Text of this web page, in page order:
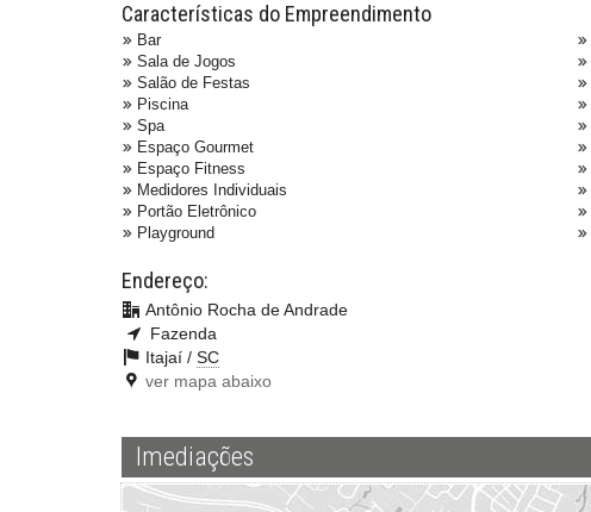
Características do Empreendimento
Bar
Sala de Jogos
Salão de Festas
Piscina
Spa
Espaço Gourmet
Espaço Fitness
Medidores Individuais
Portão Eletrônico
Playground
Endereço:
Antônio Rocha de Andrade
Fazenda
Itajaí / SC
ver mapa abaixo
Imediações